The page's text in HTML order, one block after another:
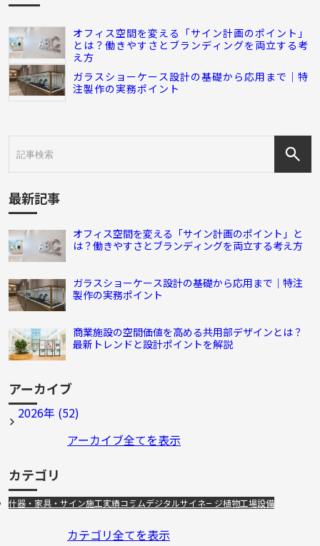
オフィス空間を変える「サイン計画のポイント」
とは？働きやすさとブランディングを両立する考
え方
ガラスショーケース設計の基礎から応用まで｜特
注製作の実務ポイント
最新記事
オフィス空間を変える「サイン計画のポイント」と
は？働きやすさとブランディングを両立する考え方
ガラスショーケース設計の基礎から応用まで｜特注
製作の実務ポイント
商業施設の空間価値を高める共用部デザインとは？
最新トレンドと設計ポイントを解説
アーカイブ
2026年 (52)
アーカイブ全てを表示
カテゴリ
什器・家具・サイン施工実績コラムデジタルサイネージ植物工場設備
カテゴリ全てを表示